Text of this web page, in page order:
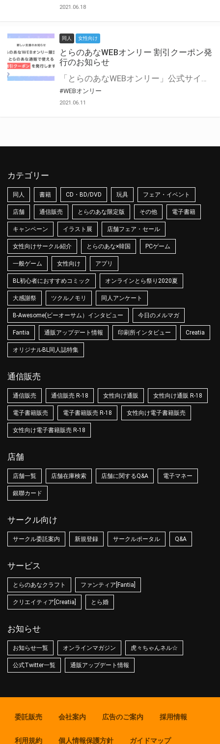
2021.06.18
同人 女性向け
とらのあなWEBオンリー 割引クーポン発
行のお知らせ
「とらのあなWEBオンリー」公式サイトでとらのあな通販の「割引クーポン」を配布中！ イベントごとに開催当日限定で使える割引クーポンのシリアルコードを発行します。 とらのあなWEBオンリーのページをチェックして、イベント当日にお得にお買い物を楽しみましょう♪ ※本キャンペーンは予告なく終了する場合がございます。 とらのあなWEBオンリーサイトはこちら
#WEBオンリー
2021.06.11
カテゴリー
同人 書籍 CD・BD/DVD 玩具 フェア・イベント
店舗 通信販売 とらのあな限定版 その他 電子書籍
キャンペーン イラスト展 店舗フェア・セール
女性向けサークル紹介 とらのあな×韓国 PCゲーム
一般ゲーム 女性向け アプリ
BL初心者におすすめコミック オンラインとら祭り2020夏
大感謝祭 ツクルノモリ 同人アンケート
B-Awesome(ビーオーサム）インタビュー 今日のメルマガ
Fantia 通販アップデート情報 印刷所インタビュー Creatia
オリジナルBL同人誌特集
通信販売
通信販売 通信販売 R-18 女性向け通販 女性向け通販 R-18
電子書籍販売 電子書籍販売 R-18 女性向け電子書籍販売
女性向け電子書籍販売 R-18
店舗
店舗一覧 店舗在庫検索 店舗に関するQ&A 電子マネー
銀聯カード
サークル向け
サークル委託案内 新規登録 サークルポータル Q&A
サービス
とらのあなクラフト ファンティア[Fantia]
クリエイティア[Creatia] とら婚
お知らせ
お知らせ一覧 オンラインマガジン 虎々ちゃんネル☆
公式Twitter一覧 通販アップデート情報
委託販売 会社案内 広告のご案内 採用情報
利用規約 個人情報保護方針 ガイドマップ